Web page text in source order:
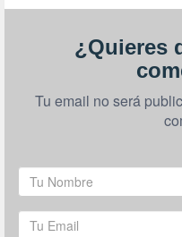
¿Quieres
Tu email no será